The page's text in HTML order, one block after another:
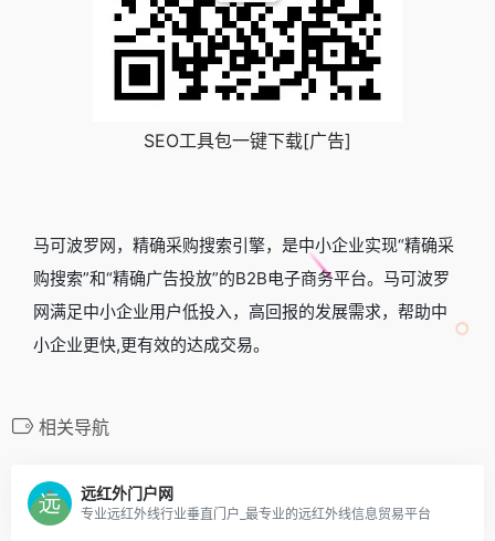
SEO工具包一键下载[广告]
马可波罗网，精确采购搜索引擎，是中小企业实现“精确采
购搜索”和“精确广告投放”的B2B电子商务平台。马可波罗
网满足中小企业用户低投入，高回报的发展需求，帮助中
小企业更快,更有效的达成交易。
相关导航
远红外门户网
专业远红外线行业垂直门户_最专业的远红外线信息贸易平台